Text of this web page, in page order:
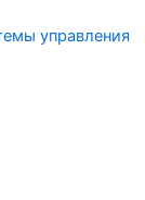
управления